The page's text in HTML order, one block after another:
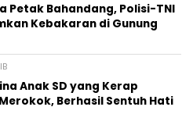
Petak Bahandang, Polisi-TNI
Kebakaran di Gunung
Anak SD yang Kerap
Berhasil Sentuh Hati